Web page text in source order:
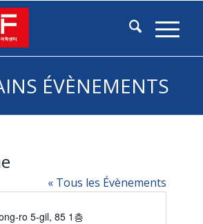
ÉVÈNEMENTS
« Tous les Évènements
ro 5-gil, 85 1층